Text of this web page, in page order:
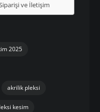
ve İletişim
2025
akrilik pleksi
kesim